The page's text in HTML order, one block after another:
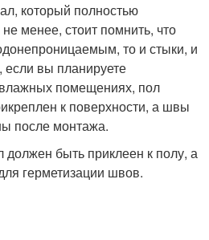
который полностью
менее, стоит помнить, что
то и стыки, и
вы планируете
помещениях, пол
к поверхности, а швы
после монтажа.
быть приклеен к полу, а
герметизации швов.